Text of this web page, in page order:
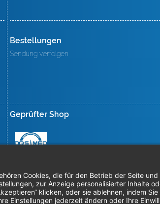
Bestellungen
Sendung verfolgen
Geprüfter Shop